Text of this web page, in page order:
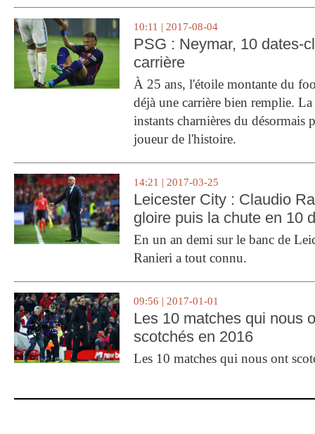
10:11 | 2017-08-04
PSG : Neymar, 10 dates-
carrière
À 25 ans, l'étoile montante du
déjà une carrière bien remplie.
instants charnières du désormais
joueur de l'histoire.
14:21 | 2017-03-25
Leicester City : Claudio
gloire puis la chute en 10
En un an demi sur le banc de
Ranieri a tout connu.
09:56 | 2017-01-01
Les 10 matches qui nous
scotchés en 2016
Les 10 matches qui nous ont